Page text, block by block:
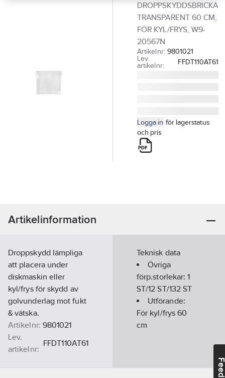
DROPPSKYDDSBRICKA
TRANSPARENT 60 CM,
FÖR KYL/FRYS, W9-
20567N
Artikelnr: 9801021
Lev.
artikelnr:
FFDT110AT61
Logga in för lagerstatus
och pris
Artikelinformation
Droppskydd lämpliga
att placera under
diskmaskin eller
kyl/frys för skydd av
golvunderlag mot fukt
& vätska.
Artikelnr: 9801021
Lev.
artikelnr:
FFDT110AT61
5412810218059
Teknisk data
Övriga
förp.storlekar:1
ST/12 ST/132 ST
Utförande:
För kyl/frys 60
cm